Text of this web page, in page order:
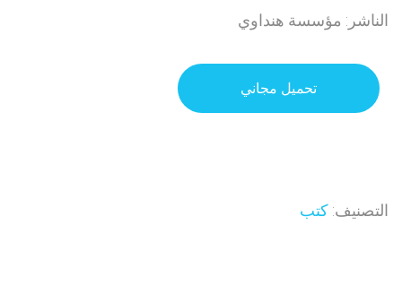
الناشر: مؤسسة هنداوي
تحميل مجاني
التصنيف: كتب